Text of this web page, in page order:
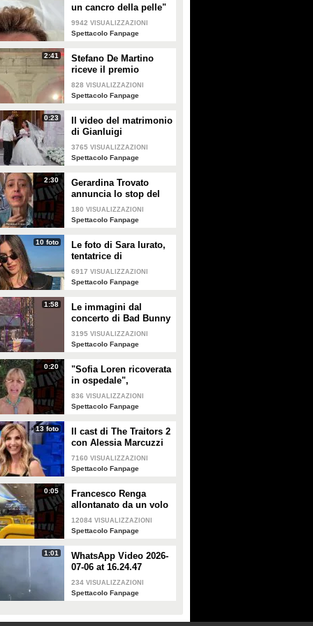
un cancro della pelle"
e apre al dibattito sulle
creme solari
9942 VISUALIZZAZIONI
Spettacolo Fanpage
2:41
Stefano De Martino
riceve il premio
intitolato al padre
Enrico
828 VISUALIZZAZIONI
Spettacolo Fanpage
0:23
Il video del matrimonio
di Gianluigi
Donnarumma e Alessia
Elefante
3765 VISUALIZZAZIONI
Spettacolo Fanpage
2:30
Gerardina Trovato
annuncia lo stop del
tour per problemi di
salute
180 VISUALIZZAZIONI
Spettacolo Fanpage
10 foto
Le foto di Sara Iurato,
tentatrice di
Temptation Island 2026
6917 VISUALIZZAZIONI
Spettacolo Fanpage
1:58
Le immagini dal
concerto di Bad Bunny
a Milano
3195 VISUALIZZAZIONI
Spettacolo Fanpage
0:20
"Sofia Loren ricoverata
in ospedale",
Alessandra Mussolini
smentisce: "È serena e
836 VISUALIZZAZIONI
Spettacolo Fanpage
13 foto
Il cast di The Traitors 2
con Alessia Marcuzzi
7160 VISUALIZZAZIONI
Spettacolo Fanpage
0:05
Francesco Renga
allontanato da un volo
Ryanair dopo una
discussione con gli
12084 VISUALIZZAZIONI
Spettacolo Fanpage
1:01
WhatsApp Video 2026-
07-06 at 16.24.47
234 VISUALIZZAZIONI
Spettacolo Fanpage